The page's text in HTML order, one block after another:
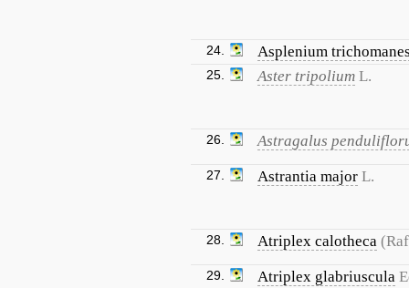
24. Asplenium
25. Aster tripolium L.
26. Astragalus
27. Astrantia major L.
28. Atriplex calotheca
29. Atriplex glabriuscula